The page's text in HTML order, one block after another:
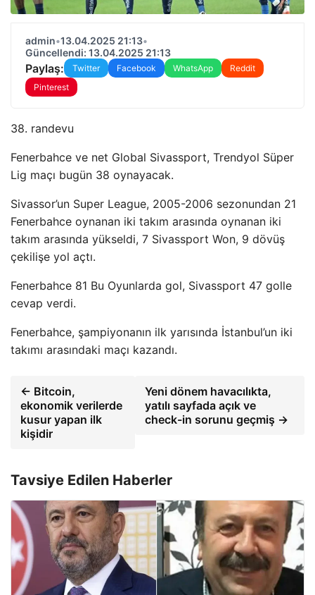
admin•13.04.2025 21:13•
Güncellendi: 13.04.2025 21:13
Paylaş: Twitter Facebook WhatsApp
Reddit
Pinterest
38. randevu
Fenerbahce ve net Global Sivassport, Trendyol Süper
Lig maçı bugün 38 oynayacak.
Sivassor’un Super League, 2005-2006 sezonundan 21
Fenerbahce oynanan iki takım arasında oynanan iki
takım arasında yükseldi, 7 Sivassport Won, 9 dövüş
çekilişe yol açtı.
Fenerbahce 81 Bu Oyunlarda gol, Sivassport 47 golle
cevap verdi.
Fenerbahce, şampiyonanın ilk yarısında İstanbul’un iki
takımı arasındaki maçı kazandı.
← Bitcoin,
ekonomik verilerde
kusur yapan ilk
kişidir
Yeni dönem havacılıkta,
yatılı sayfada açık ve
check-in sorunu geçmiş →
Tavsiye Edilen Haberler